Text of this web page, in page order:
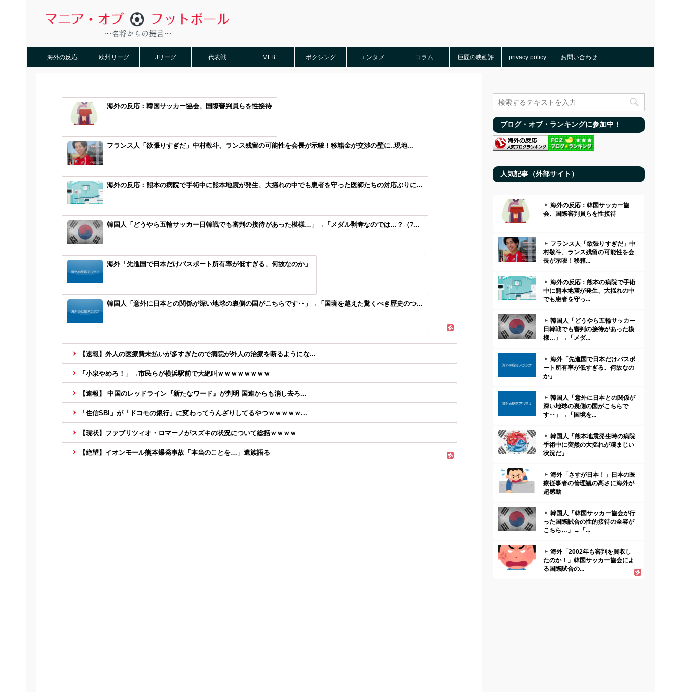
海外の反応 欧州リーグ Jリーグ 代表戦 MLB ボクシング エンタメ コラム 巨匠の映画評 privacy policy お問い合わせ
海外の反応：韓国サッカー協会、国際審判員らを性接待
フランス人「欲張りすぎだ」中村敬斗、ランス残留の可能性を会長が示唆！移籍金が交渉の壁に..現地...
海外の反応：熊本の病院で手術中に熊本地震が発生、大揺れの中でも患者を守った医師たちの対応ぶりに...
韓国人「どうやら五輪サッカー日韓戦でも審判の接待があった模様…」→「メダル剥奪なのでは…？（ﾌ...
海外「先進国で日本だけパスポート所有率が低すぎる、何故なのか」
韓国人「意外に日本との関係が深い地球の裏側の国がこちらです‥」→「国境を越えた驚くべき歴史のつ...
【速報】外人の医療費未払いが多すぎたので病院が外人の治療を断るようにな...
「小泉やめろ！」→市民らが横浜駅前で大絶叫ｗｗｗｗｗｗｗｗ
【速報】 中国のレッドライン『新たなワード』が判明 国連からも消し去ろ...
「住信SBI」が「ドコモの銀行」に変わってうんざりしてるやつｗｗｗｗｗ...
【現状】ファブリツィオ・ロマーノがスズキの状況について総括ｗｗｗｗ
【絶望】イオンモール熊本爆発事故「本当のことを…」遺族語る
ブログ・オブ・ランキングに参加中！
人気記事（外部サイト）
海外の反応：韓国サッカー協
会、国際審判員らを性接待
フランス人「欲張りすぎだ」中
村敬斗、ランス残留の可能性を会
長が示唆！移籍...
海外の反応：熊本の病院で手術
中に熊本地震が発生、大揺れの中
でも患者を守っ...
韓国人「どうやら五輪サッカー
日韓戦でも審判の接待があった模
様…」→「メダ...
海外「先進国で日本だけパスポ
ート所有率が低すぎる、何故なの
か」
韓国人「意外に日本との関係が
深い地球の裏側の国がこちらで
す‥」→「国境を...
韓国人「熊本地震発生時の病院
手術中に突然の大揺れが凄まじい
状況だ」
海外「さすが日本！」日本の医
療従事者の倫理観の高さに海外が
超感動
韓国人「韓国サッカー協会が行
った国際試合の性的接待の全容が
こちら…」→「...
海外「2002年も審判を買収し
たのか！」韓国サッカー協会によ
る国際試合の...